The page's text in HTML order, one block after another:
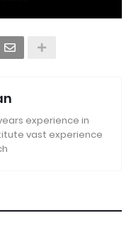
experience in
vast experience